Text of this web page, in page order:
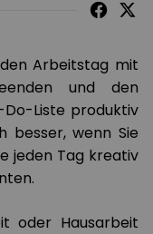
Arbeitstag mit
und den
Liste produktiv
besser, wenn Sie
jeden Tag kreativ
oder Hausarbeit